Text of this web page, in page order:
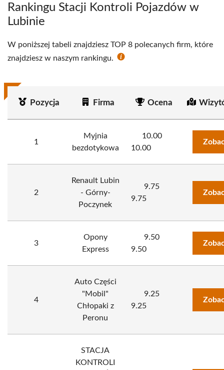
Rankingu Stacji Kontroli Pojazdów w
Lubinie
W poniższej tabeli znajdziesz TOP 8 polecanych firm, które
znajdziesz w naszym rankingu.
Pozycja Firma Ocena
1
Myjnia
bezdotykowa
10.00
10.00
2
Renault Lubin
- Górny-
Poczynek
9.75
9.75
3
Opony
Express
9.50
9.50
4
Auto Części
"Mobil"
Chłopaki z
Peronu
9.25
9.25
STACJA
KONTROLI